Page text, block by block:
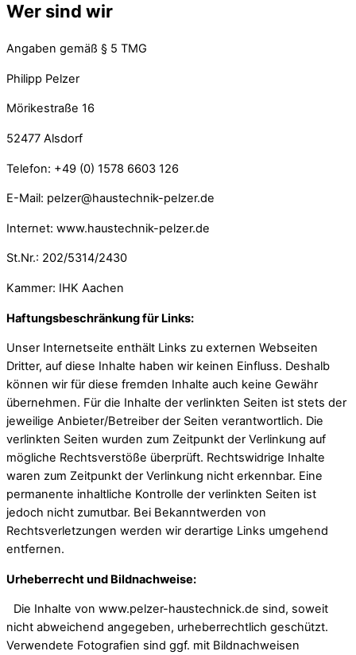
Wer sind wir
Angaben gemäß § 5 TMG
Philipp Pelzer
Mörikestraße 16
52477 Alsdorf
Telefon: +49 (0) 1578 6603 126
E-Mail: pelzer@haustechnik-pelzer.de
Internet: www.haustechnik-pelzer.de
St.Nr.: 202/5314/2430
Kammer: IHK Aachen
Haftungsbeschränkung für Links:
Unser Internetseite enthält Links zu externen Webseiten
Dritter, auf diese Inhalte haben wir keinen Einfluss. Deshalb
können wir für diese fremden Inhalte auch keine Gewähr
übernehmen. Für die Inhalte der verlinkten Seiten ist stets der
jeweilige Anbieter/Betreiber der Seiten verantwortlich. Die
verlinkten Seiten wurden zum Zeitpunkt der Verlinkung auf
mögliche Rechtsverstöße überprüft. Rechtswidrige Inhalte
waren zum Zeitpunkt der Verlinkung nicht erkennbar. Eine
permanente inhaltliche Kontrolle der verlinkten Seiten ist
jedoch nicht zumutbar. Bei Bekanntwerden von
Rechtsverletzungen werden wir derartige Links umgehend
entfernen.
Urheberrecht und Bildnachweise:
Die Inhalte von www.pelzer-haustechnick.de sind, soweit
nicht abweichend angegeben, urheberrechtlich geschützt.
Verwendete Fotografien sind ggf. mit Bildnachweisen